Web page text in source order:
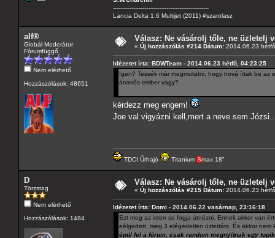
----------------------------------------------------
Lancia Delta 1.6 Multijet (2011) #szarolasz
alf®
Globál Moderátor
Fórumfüggő
Nem elérhető
Hozzászólások: 48651
Válasz: Ne vásárolj tőle, ne üzletelj
« Új hozzászólás #214 Dátum: 2014.06.23
Idézetet írta: BDWTeam - 2014.06.23 hétfő, 04:23:25
Igen? Tessék már megmutatni, hogy hová írtak be
átverős ember vagy?
kérdezz meg engem!
Joe val vigyázni kell,mert a neve sem
TDCI Űrhajó Titanium Smax 18"
D
Törzstag
Nem elérhető
Hozzászólások: 1484
Válasz: Ne vásárolj tőle, ne üzletelj
« Új hozzászólás #215 Dátum: 2014.06.23
Idézetet írta: Domi - 2014.06.22 vasárnap, 23:16:18
Ezt meg az isten se fogja átnézni. Ennek akkor van
eélgedett, meg 3 elégedetlen üzlettárs. És akkor
épül fel a fórum, csak random megnyitnak egy